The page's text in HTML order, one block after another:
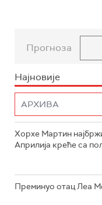
Прогноза
Најновије
Хорхе Мартин
Априлија креће са
Преминуо отац Леа